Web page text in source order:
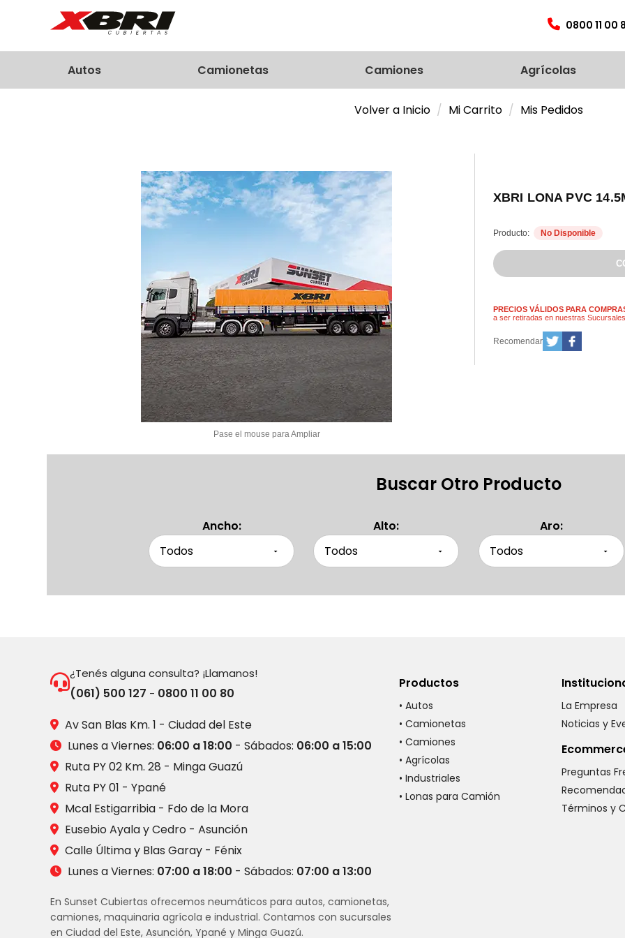
0800 11 00
Autos Camionetas Camiones Agrícolas
Volver a Inicio Mi Carrito Mis Pedidos
Pase el mouse para Ampliar
XBRI LONA PVC
Producto: No Disponible
PRECIOS VÁLIDOS PARA
a ser retiradas en nuestras Sucursales
Recomendar
Buscar Otro Producto
Ancho: Alto: Aro:
¿Tenés alguna consulta? ¡Llamanos!
(061) 500 127 - 0800 11 00 80
Av San Blas Km. 1 - Ciudad del Este
Lunes a Viernes: 06:00 a 18:00 - Sábados: 06:00 a 15:00
Ruta PY 02 Km. 28 - Minga Guazú
Ruta PY 01 - Ypané
Mcal Estigarribia - Fdo de la Mora
Eusebio Ayala y Cedro - Asunción
Calle Última y Blas Garay - Fénix
Lunes a Viernes: 07:00 a 18:00 - Sábados: 07:00 a 13:00
En Sunset Cubiertas ofrecemos neumáticos para autos, camionetas,
camiones, maquinaria agrícola e industrial. Contamos con sucursales
en Ciudad del Este, Asunción, Ypané y Minga Guazú.
Productos
• Autos
• Camionetas
• Camiones
• Agrícolas
• Industriales
• Lonas para Camión
La Empresa
Noticias y
Preguntas
Términos y